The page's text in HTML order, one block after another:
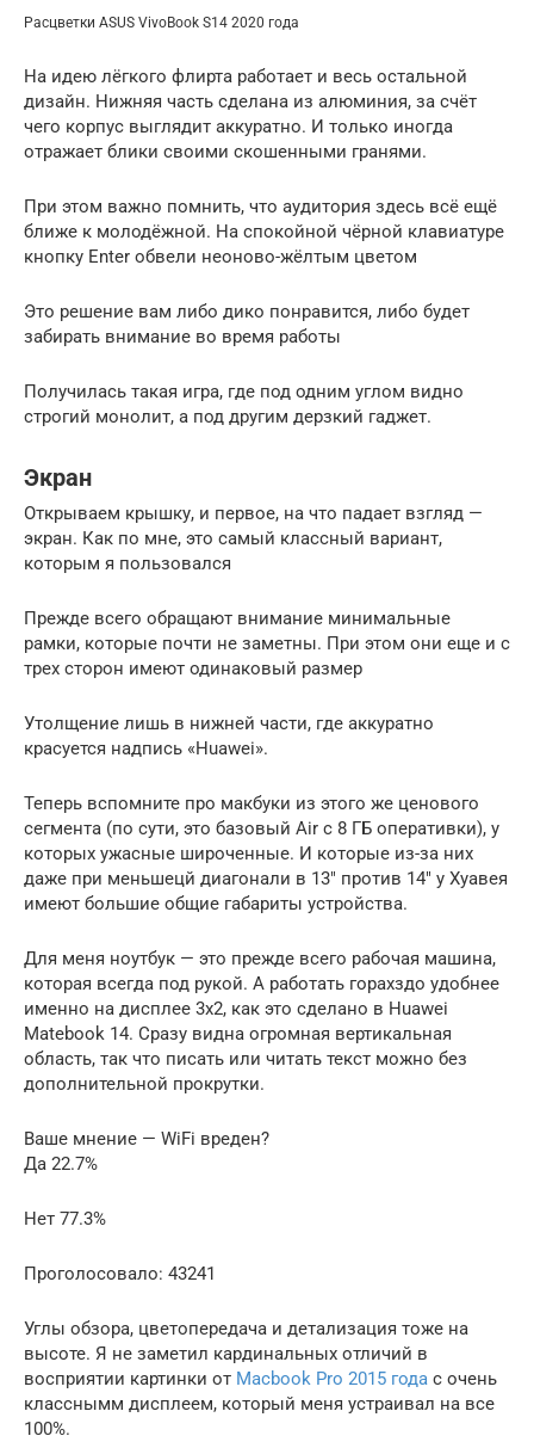
Расцветки ASUS VivoBook S14 2020 года
На идею лёгкого флирта работает и весь остальной
дизайн. Нижняя часть сделана из алюминия, за счёт
чего корпус выглядит аккуратно. И только иногда
отражает блики своими скошенными гранями.
При этом важно помнить, что аудитория здесь всё ещё
ближе к молодёжной. На спокойной чёрной клавиатуре
кнопку Enter обвели неоново-жёлтым цветом
Это решение вам либо дико понравится, либо будет
забирать внимание во время работы
Получилась такая игра, где под одним углом видно
строгий монолит, а под другим дерзкий гаджет.
Экран
Открываем крышку, и первое, на что падает взгляд —
экран. Как по мне, это самый классный вариант,
которым я пользовался
Прежде всего обращают внимание минимальные
рамки, которые почти не заметны. При этом они еще и с
трех сторон имеют одинаковый размер
Утолщение лишь в нижней части, где аккуратно
красуется надпись «Huawei».
Теперь вспомните про макбуки из этого же ценового
сегмента (по сути, это базовый Air с 8 ГБ оперативки), у
которых ужасные широченные. И которые из-за них
даже при меньшецй диагонали в 13″ против 14″ у Хуавея
имеют большие общие габариты устройства.
Для меня ноутбук — это прежде всего рабочая машина,
которая всегда под рукой. А работать горахздо удобнее
именно на дисплее 3х2, как это сделано в Huawei
Matebook 14. Сразу видна огромная вертикальная
область, так что писать или читать текст можно без
дополнительной прокрутки.
Ваше мнение — WiFi вреден?
Да 22.7%
Нет 77.3%
Проголосовало: 43241
Углы обзора, цветопередача и детализация тоже на
высоте. Я не заметил кардинальных отличий в
восприятии картинки от Macbook Pro 2015 года с очень
класснымм дисплеем, который меня устраивал на все
100%.